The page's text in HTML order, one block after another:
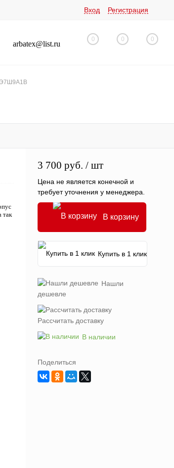
Вход Регистрация
arbatex@list.ru
0 0 0
так
3 700 руб. / шт
Цена не является конечной и
требует уточнения у менеджера.
В корзину
Купить в 1 клик
Нашли
дешевле
Рассчитать доставку
В наличии
Поделиться